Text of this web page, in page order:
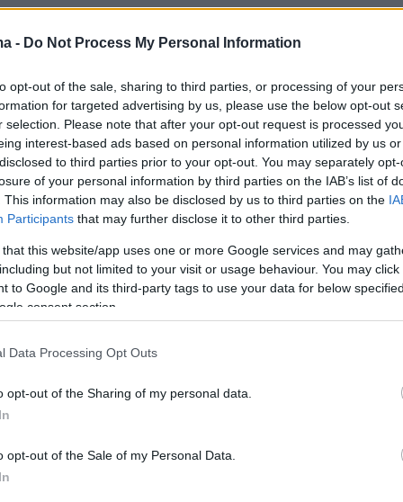
- Do Not Process My Personal Information
opt-out of the sale, sharing to third parties, or processing of your
for targeted advertising by us, please use the below opt-out
selection. Please note that after your opt-out request is processed
interest-based ads based on personal information utilized by us
to third parties prior to your opt-out. You may separately
of your personal information by third parties on the IAB’s list of
This information may also be disclosed by us to third parties on the
Participants that may further disclose it to other third parties.
that this website/app uses one or more Google services and may
but not limited to your visit or usage behaviour. You may
to Google and its third-party tags to use your data for below
consent section.
Data Processing Opt Outs
opt-out of the Sharing of my personal data.
opt-out of the Sale of my Personal Data.
ακόμα και τώρα είναι δύσκολο να πιστέψω τι
ο Πολ ΛεΜπλανκ. Όπως εξήγησε, ο γιος
από το σπίτι, όπου ζούσαν μαζί, λόγω μίας
με τα χρήματα και για μία μηχανή. Δεν
περισσότερες λεπτομέρειες του καβγά, που
το σπίτι του.
πατέρας του διάσημου ηθοποιού δήλωσε πως
του σφάλμα αλλά του γιου του
. Τόνισε ότι
επιτυχία, που γνώρισε από την
σειρά, στην οποία πρωταγωνίστησε, άλλαξε
πατέρα του, ήταν πολύ κυκλοθυμικός,